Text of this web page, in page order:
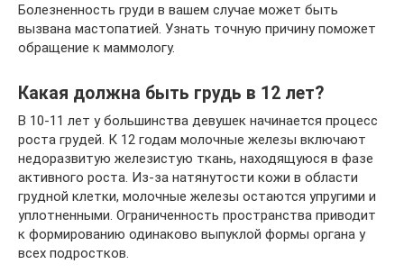
Болезненность груди в вашем случае может быть
вызвана мастопатией. Узнать точную причину поможет
обращение к маммологу.
Какая должна быть грудь в 12 лет?
В 10-11 лет у большинства девушек начинается процесс
роста грудей. К 12 годам молочные железы включают
недоразвитую железистую ткань, находящуюся в фазе
активного роста. Из-за натянутости кожи в области
грудной клетки, молочные железы остаются упругими и
уплотненными. Ограниченность пространства приводит
к формированию одинаково выпуклой формы органа у
всех подростков.